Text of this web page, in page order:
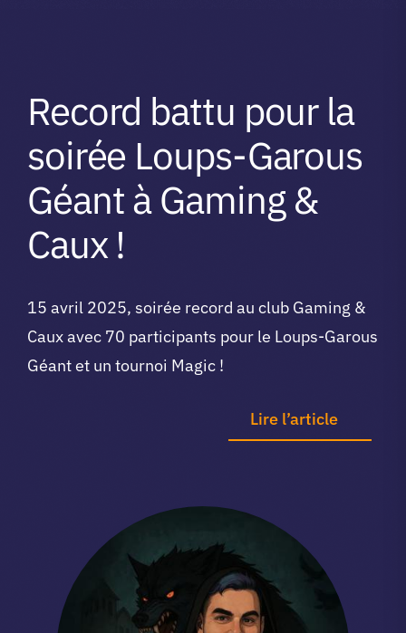
Contact
app.
Record battu pour la
soirée Loups-Garous
Géant à Gaming &
Caux !
15 avril 2025, soirée record au club Gaming &
Caux avec 70 participants pour le Loups-Garous
Géant et un tournoi Magic !
Lire l’article